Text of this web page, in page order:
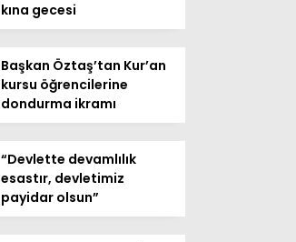
kına gecesi
Başkan Öztaş’tan Kur’an
kursu öğrencilerine
dondurma ikramı
“Devlette devamlılık
esastır, devletimiz
payidar olsun”